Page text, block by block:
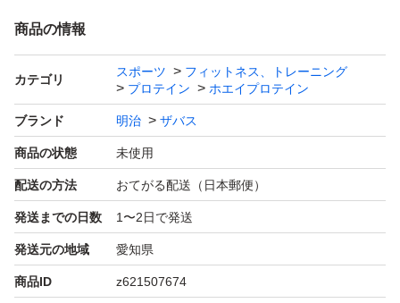
商品の情報
カテゴリ
スポーツ
フィットネス、トレーニング
プロテイン
ホエイプロテイン
ブランド 明治 ザバス
商品の状態 未使用
配送の方法 おてがる配送（日本郵便）
発送までの日数 1〜2日で発送
発送元の地域 愛知県
商品ID z621507674